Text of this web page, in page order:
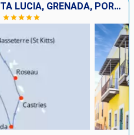
TORTOLA, DOMINICA, SANTA LUCIA, GRENADA, PORTORICO